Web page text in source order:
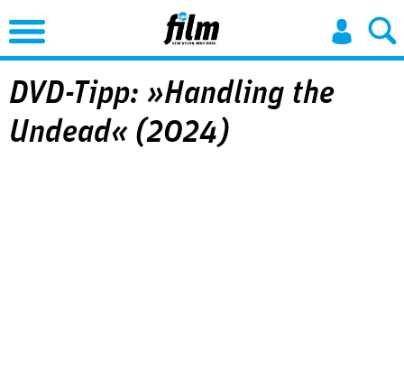
Jump to Navigation
DVD-Tipp: »Handling the
Undead« (2024)